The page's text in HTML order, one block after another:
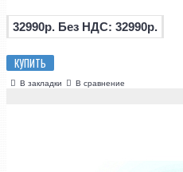
32990р. Без НДС: 32990р.
КУПИТЬ
В закладки В сравнение